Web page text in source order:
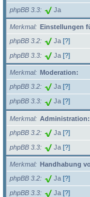
phpBB 3.3 Ja
Merkmal
Einstellungen
phpBB 3.2
Ja [?]
phpBB 3.3 Ja [?]
Merkmal
Moderation:
phpBB 3.2
Ja [?]
phpBB 3.3 Ja [?]
Merkmal
Administration:
phpBB 3.2
Ja [?]
phpBB 3.3 Ja [?]
Merkmal
Handhabung
phpBB 3.2
Ja [?]
phpBB 3.3 Ja [?]